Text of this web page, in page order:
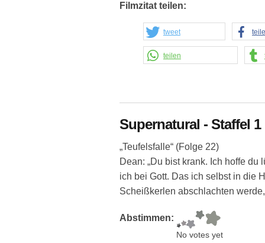
Filmzitat teilen:
tweet
teilen
Supernatural - Staffel 1
„Teufelsfalle“ (Folge 22)
Dean: „Du bist krank. Ich hoffe
ich bei Gott. Das ich selbst in die
Scheißkerlen abschlachten
Abstimmen:
No votes yet